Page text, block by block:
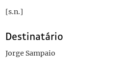
[s.n.]
Destinatário
Jorge Sampaio